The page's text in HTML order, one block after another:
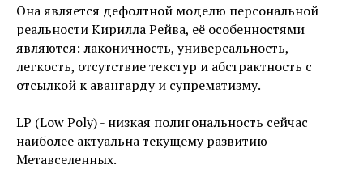
Она является дефолтной моделю персональной
реальности Кирилла Рейва, её особенностями
являются: лаконичность, универсальность,
легкость, отсутствие текстур и абстрактность с
отсылкой к авангарду и супрематизму.
LP (Low Poly) - низкая полигональность сейчас
наиболее актуальна текущему развитию
Метавселенных.